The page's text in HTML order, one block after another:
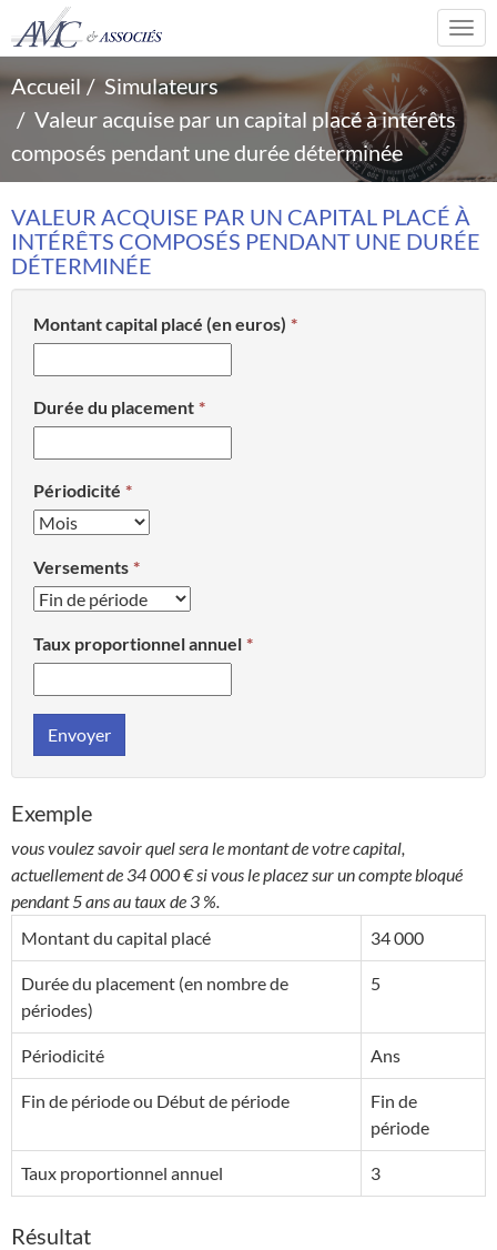
Accueil
Simulateurs
Valeur acquise par un capital placé à intérêts
composés pendant une durée déterminée
VALEUR ACQUISE PAR UN CAPITAL PLACÉ À
INTÉRÊTS COMPOSÉS PENDANT UNE DURÉE
DÉTERMINÉE
Montant capital placé (en euros)
Durée du placement
Périodicité
Versements
Taux proportionnel annuel
Envoyer
Exemple
vous voulez savoir quel sera le montant de votre capital,
actuellement de 34 000 € si vous le placez sur un compte bloqué
pendant 5 ans au taux de 3 %.
Montant du capital placé
34 000
Durée du placement (en nombre de
périodes)
5
Périodicité Ans
Fin de période ou Début de période
Fin de
période
Taux proportionnel annuel 3
Résultat